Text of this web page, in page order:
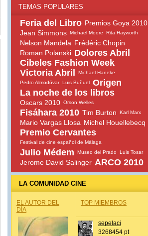
TEMAS POPULARES
Feria del Libro Premios Goya 2010
Jean Simmons Michael Moore Rita Hayworth
Nelson Mandela Frédéric Chopin
Roman Polanski Dolores Abril
Cibeles Fashion Week
Victoria Abril
Michael Haneke
Pedro Almodóvar Luis Buñuel Origen
La noche de los libros
Oscars 2010 Orson Welles
Fisáhara 2010 Tim Burton Karl Marx
Mario Vargas Llosa Michel Houellebecq
Premio Cervantes
Festival de cine español de Málaga
Julio Médem Museo del Prado Luis Tosar
Jerome David Salinger ARCO 2010
LA COMUNIDAD CINE
EL AUTOR DEL
DÍA
TOP MIEMBROS
sepelaci
3268454 pt